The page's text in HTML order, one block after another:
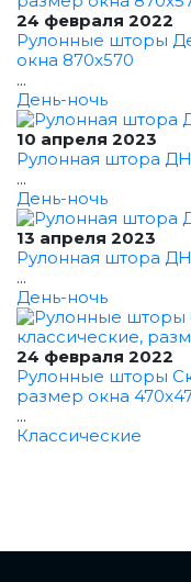
24 февраля 2022
Рулонные шторы
окна 870x570
...
День-ночь
10 апреля 2023
Рулонная штора
...
День-ночь
13 апреля 2023
Рулонная штора
...
День-ночь
24 февраля 2022
Рулонные шторы
размер окна
...
Классические